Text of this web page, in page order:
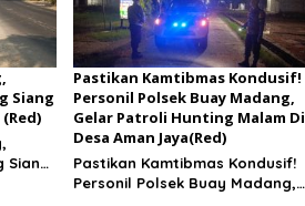
Siang
Siang
Pastikan Kamtibmas Kondusif!
Personil Polsek Buay Madang,
Gelar Patroli Hunting Malam Di
Desa Aman Jaya(Red)
Pastikan Kamtibmas Kondusif!
Personil Polsek Buay Madang,